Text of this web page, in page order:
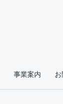
事業案内